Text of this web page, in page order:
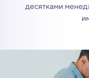
десятками